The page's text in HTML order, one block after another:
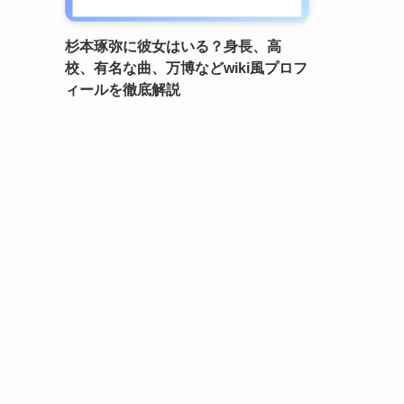
杉本琢弥に彼女はいる？身長、高
校、有名な曲、万博などwiki風プロフ
ィールを徹底解説